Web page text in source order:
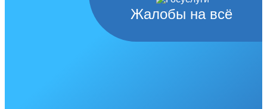
Жалобы на всё